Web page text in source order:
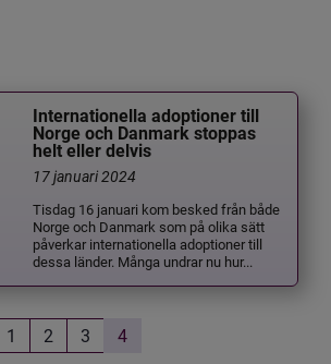
Internationella adoptioner till
Norge och Danmark stoppas
helt eller delvis
17 januari 2024
Tisdag 16 januari kom besked från både
Norge och Danmark som på olika sätt
påverkar internationella adoptioner till
dessa länder. Många undrar nu hur...
1 2 3 4